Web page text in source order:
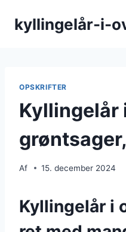
kyllingelår-i-
OPSKRIFTER
Kyllingelår
Af 15. december 2024
Kyllingelår i